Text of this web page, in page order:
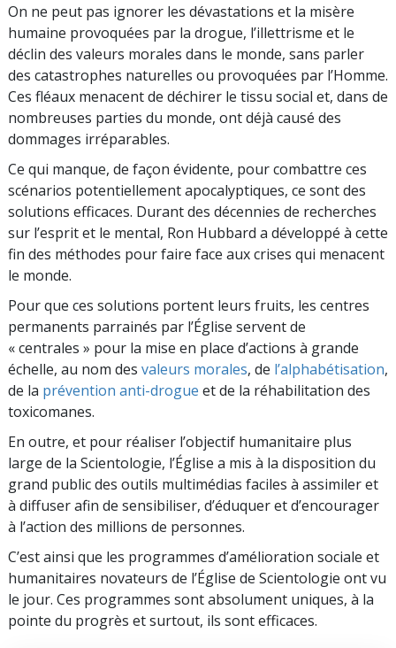
On ne peut pas ignorer les dévastations et la misère
humaine provoquées par la drogue, l’illettrisme et le
déclin des valeurs morales dans le monde, sans parler
des catastrophes naturelles ou provoquées par l’Homme.
Ces fléaux menacent de déchirer le tissu social et, dans de
nombreuses parties du monde, ont déjà causé des
dommages irréparables.
Ce qui manque, de façon évidente, pour combattre ces
scénarios potentiellement apocalyptiques, ce sont des
solutions efficaces. Durant des décennies de recherches
sur l’esprit et le mental, Ron Hubbard a développé à cette
fin des méthodes pour faire face aux crises qui menacent
le monde.
Pour que ces solutions portent leurs fruits, les centres
permanents parrainés par l’Église servent de
« centrales » pour la mise en place d’actions à grande
échelle, au nom des valeurs morales, de l’alphabétisation,
de la prévention anti-drogue et de la réhabilitation des
toxicomanes.
En outre, et pour réaliser l’objectif humanitaire plus
large de la Scientologie, l’Église a mis à la disposition du
grand public des outils multimédias faciles à assimiler et
à diffuser afin de sensibiliser, d’éduquer et d’encourager
à l’action des millions de personnes.
C’est ainsi que les programmes d’amélioration sociale et
humanitaires novateurs de l’Église de Scientologie ont vu
le jour. Ces programmes sont absolument uniques, à la
pointe du progrès et surtout, ils sont efficaces.